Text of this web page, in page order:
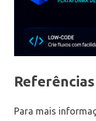
Para mais